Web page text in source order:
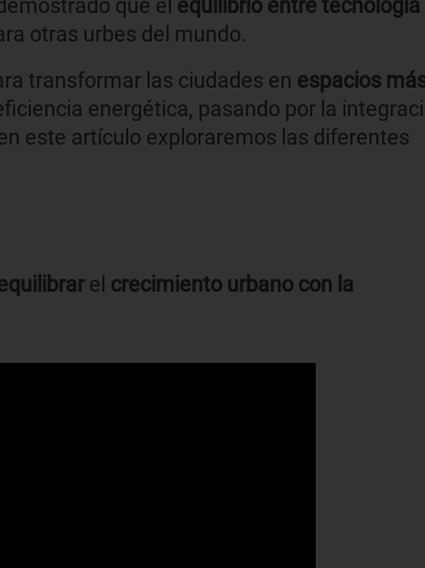
otras urbes del mundo.
transformar las ciudades en espacios
energética, pasando por la
este artículo exploraremos las diferentes
el crecimiento urbano con la